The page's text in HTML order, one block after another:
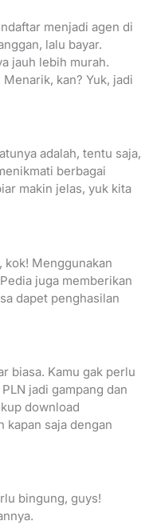
menjadi agen di
lalu bayar.
jauh lebih murah.
kan? Yuk, jadi
adalah, tentu saja,
berbagai
makin jelas, yuk kita
kok! Menggunakan
juga memberikan
dapet penghasilan
biasa. Kamu gak perlu
jadi gampang dan
download
kapan saja dengan
bingung, guys!